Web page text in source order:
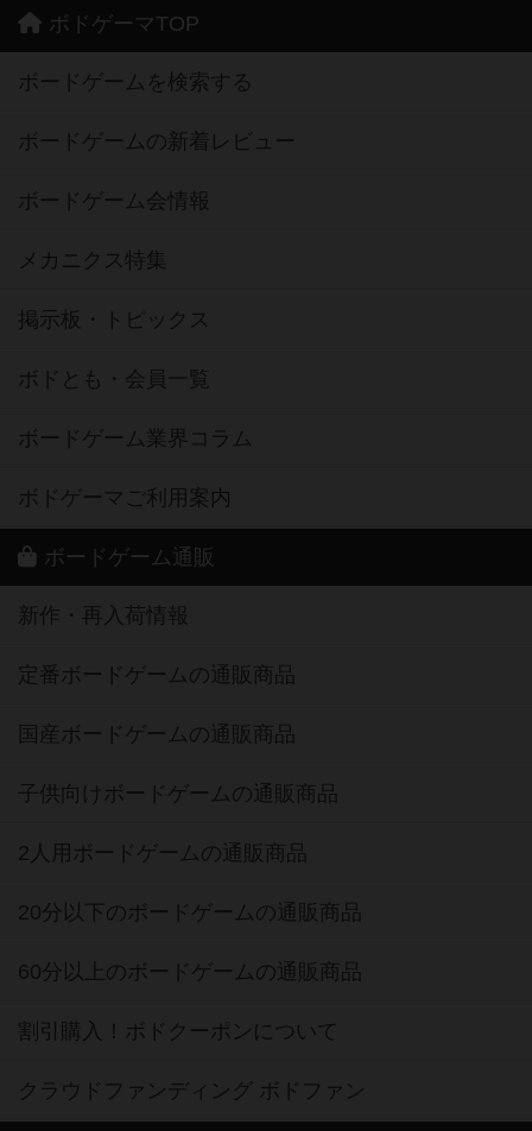
ボドゲーマTOP
ボードゲームを検索する
ボードゲームの新着レビュー
ボードゲーム会情報
メカニクス特集
掲示板・トピックス
ボドとも・会員一覧
ボードゲーム業界コラム
ボドゲーマご利用案内
ボードゲーム通販
新作・再入荷情報
定番ボードゲームの通販商品
国産ボードゲームの通販商品
子供向けボードゲームの通販商品
2人用ボードゲームの通販商品
20分以下のボードゲームの通販商品
60分以上のボードゲームの通販商品
割引購入！ボドクーポンについて
クラウドファンディング ボドファン